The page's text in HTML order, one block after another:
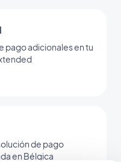
pago adicionales en tu
de pago
en Bélgica